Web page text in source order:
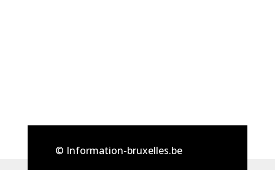
© Information-bruxelles.be